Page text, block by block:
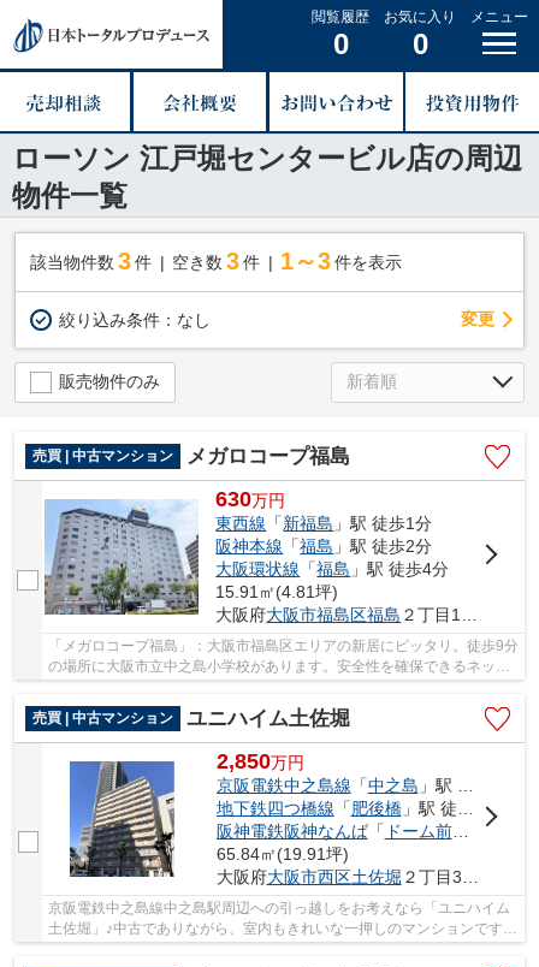
閲覧履歴
0
お気に入り
0
メニュー
ローソン 江戸堀センタービル店の周辺
物件一覧
該当物件数 3件 空き数 3 件 1～3 件を表示
絞り込み条件： なし 変更
販売物件のみ
売買 | 中古マンション メガロコープ福島
630万円
東西線 「新福島 」駅 徒歩1分
阪神本線 「福島 」駅 徒歩2分
大阪環状線 「福島 」駅 徒歩4分
15.91㎡(4.81坪)
大阪府大阪市福島区福島 ２丁目10-19
「メガロコープ福島」：大阪市福島区エリアの新居にピッタリ。徒歩9分
の場所に大阪市立中之島小学校があります。安全性を確保できるネット
売買 | 中古マンション
ユニハイム土佐堀
2,850万円
京阪電鉄中之島線 「中之島 」駅 徒歩8分
地下鉄四つ橋線 「肥後橋」駅 徒歩9分
阪神電鉄阪神なんば「 ドーム前」駅 徒歩
65.84㎡(19.91坪)
大阪府大阪市西区土佐堀 ２丁目3-12
京阪電鉄中之島線中之島駅周辺への引っ越しをお考えなら「ユニハイム
土佐堀」♪中古でありながら、室内もきれいな一押しのマンションです♪
駅から物件まで徒歩8分です♪大阪市西区にある...